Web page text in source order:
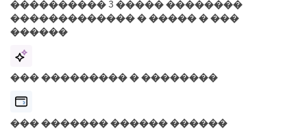
���������� 3 ����� ��������
������������� � ����� � ���
������
��� ��������� � ��������
��� ������� ������ ������